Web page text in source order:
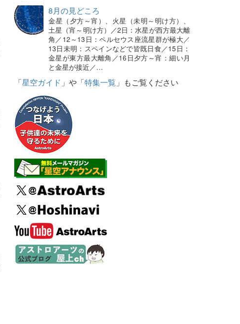
8月の見どころ
金星（夕方～宵）、火星（未明～明け方）、
土星（宵～明け方）／2日：水星が西方最大離
角／12～13日：ペルセウス座流星群が極大／
13日未明：スペインなどで皆既日食／15日：
金星が東方最大離角／16日夕方～宵：細い月
と金星が接近／…
「星空ガイド 」や「特集一覧 」もご覧ください